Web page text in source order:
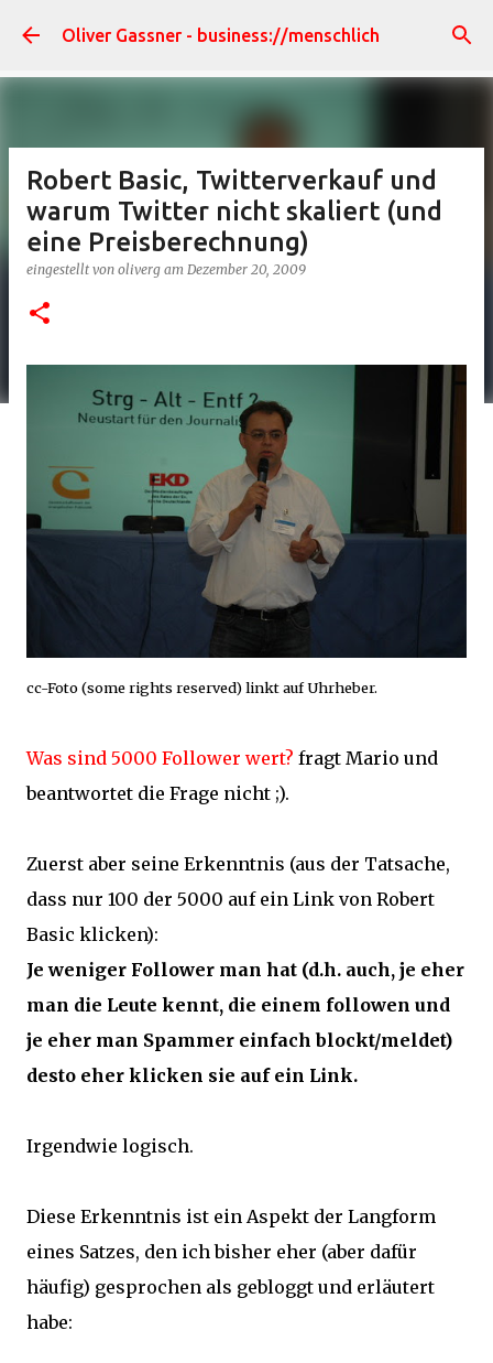
Direkt zum Hauptbereich
Oliver Gassner - business://menschlich
Robert Basic, Twitterverkauf und
warum Twitter nicht skaliert (und
eine Preisberechnung)
eingestellt von oliverg am Dezember 20, 2009
cc-Foto (some rights reserved) linkt auf Uhrheber.
Was sind 5000 Follower wert? fragt Mario und
beantwortet die Frage nicht ;).
Zuerst aber seine Erkenntnis (aus der Tatsache,
dass nur 100 der 5000 auf ein Link von Robert
Basic klicken):
Je weniger Follower man hat (d.h. auch, je eher
man die Leute kennt, die einem followen und
je eher man Spammer einfach blockt/meldet)
desto eher klicken sie auf ein Link.
Irgendwie logisch.
Diese Erkenntnis ist ein Aspekt der Langform
eines Satzes, den ich bisher eher (aber dafür
häufig) gesprochen als gebloggt und erläutert
habe: